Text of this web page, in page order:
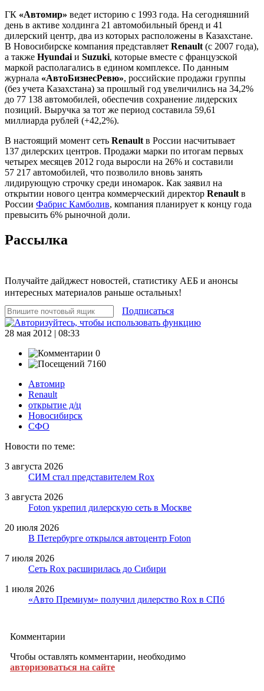
ГК «Автомир» ведет историю с 1993 года. На сегодняшний
день в активе холдинга 21 автомобильный бренд и 41
дилерский центр, два из которых расположены в Казахстане.
В Новосибирске компания представляет Renault (с 2007 года),
а также Hyundai и Suzuki, которые вместе с французской
маркой располагались в едином комплексе. По данным
журнала «АвтоБизнесРевю», российские продажи группы
(без учета Казахстана) за прошлый год увеличились на 34,2%
до 77 138 автомобилей, обеспечив сохранение лидерских
позиций. Выручка за тот же период составила 59,61
миллиарда рублей (+42,2%).
В настоящий момент сеть Renault в России насчитывает
137 дилерских центров. Продажи марки по итогам первых
четырех месяцев 2012 года выросли на 26% и составили
57 217 автомобилей, что позволило вновь занять
лидирующую строчку среди иномарок. Как заявил на
открытии нового центра коммерческий директор Renault в
России Фабрис Камболив, компания планирует к концу года
превысить 6% рыночной доли.
Рассылка
Получайте дайджест новостей, статистику АЕБ и анонсы
интересных материалов раньше остальных!
Подписаться
28 мая 2012 | 08:33
0
7160
Автомир
Renault
открытие д/ц
Новосибирск
СФО
Новости по теме:
3 августа 2026
СИМ стал представителем Rox
3 августа 2026
Foton укрепил дилерскую сеть в Москве
20 июля 2026
В Петербурге открылся автоцентр Foton
7 июля 2026
Сеть Rox расширилась до Сибири
1 июля 2026
«Авто Премиум» получил дилерство Rox в СПб
Комментарии
Чтобы оставлять комментарии, необходимо
авторизоваться на сайте